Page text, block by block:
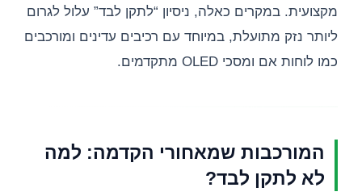
מקצועית. במקרים כאלה, ניסיון “לתקן לבד” עלול לגרום
ליותר נזק מתועלת, במיוחד עם רכיבים עדינים ומורכבים
כמו לוחות אם ומסכי OLED מתקדמים.
המורכבות שמאחורי הקדמה: למה
לא לתקן לבד?